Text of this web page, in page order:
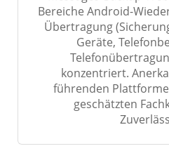
Bereiche Android-
Übertragung
Geräte,
konzentriert.
führenden
geschätzten